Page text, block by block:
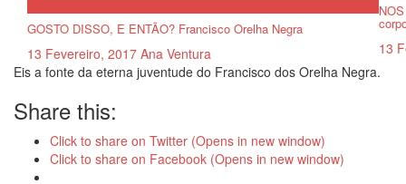
GOSTO DISSO, E ENTÃO? Francisco Orelha Negra
13 Fevereiro, 2017 Ana Ventura
13
Eis a fonte da eterna juventude do Francisco dos Orelha Negra.
Share this:
Click to share on Twitter (Opens in new window)
Click to share on Facebook (Opens in new window)